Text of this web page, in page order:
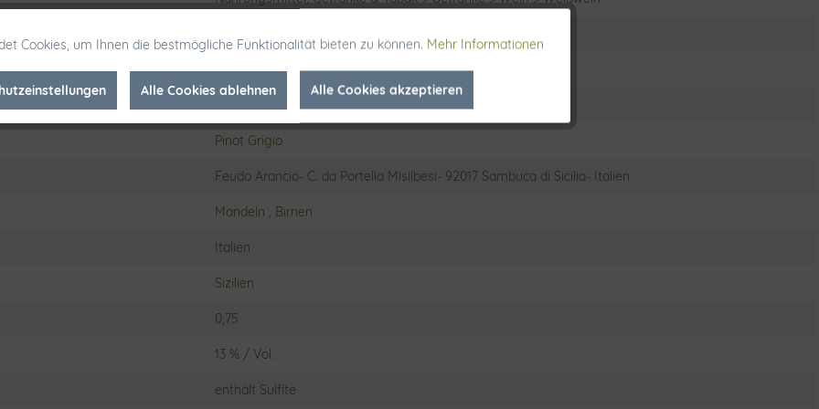
5,5 g/l
Schraubverschluß
Pinot Grigio
Feudo Arancio- C. da Portella Misilbesi- 92017 Sambuca di Sicilia- Italien
Mandeln , Birnen
Italien
Sizilien
0,75
13 % / Vol.
enthält Sulfite
Aktiv
Inaktiv
Cookies, um Ihnen die bestmögliche Funktionalität bieten zu können. Mehr Informationen
Alle Cookies ablehnen Alle Cookies akzeptieren